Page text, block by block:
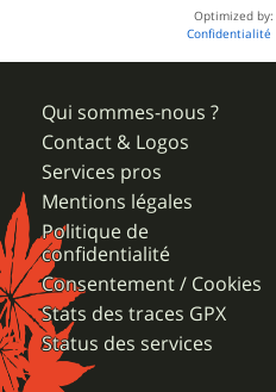
Optimized by:
Confidentialité
Qui sommes-nous ?
Contact & Logos
Services pros
Mentions légales
Politique de
confidentialité
Consentement / Cookies
Stats des traces GPX
Status des services